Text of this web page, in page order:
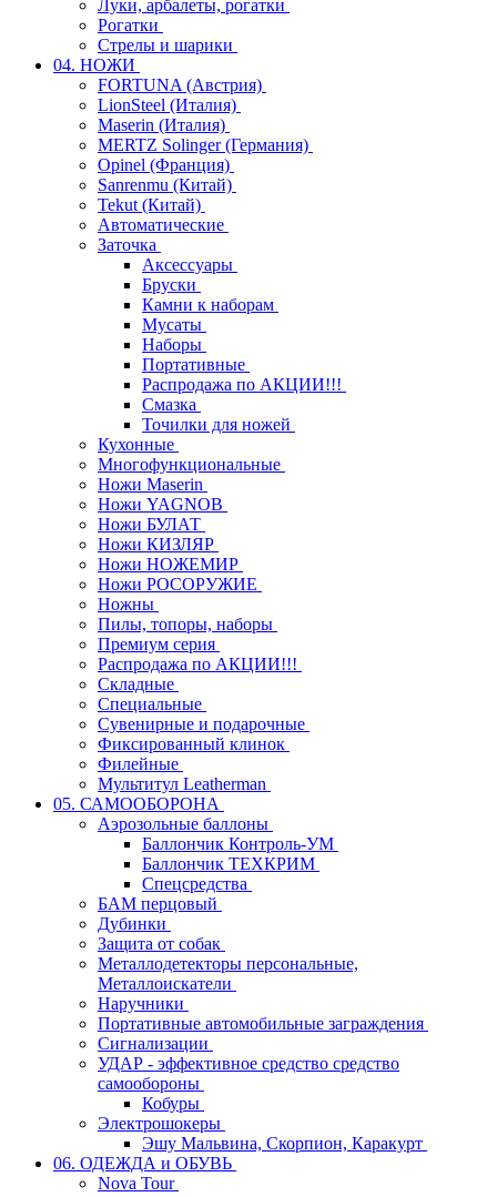
Луки, арбалеты, рогатки
Рогатки
Стрелы и шарики
04. НОЖИ
FORTUNA (Австрия)
LionSteel (Италия)
Maserin (Италия)
MERTZ Solinger (Германия)
Opinel (Франция)
Sanrenmu (Китай)
Tekut (Китай)
Автоматические
Заточка
Аксессуары
Бруски
Камни к наборам
Мусаты
Наборы
Портативные
Распродажа по АКЦИИ!!!
Смазка
Точилки для ножей
Кухонные
Многофункциональные
Ножи Maserin
Ножи YAGNOB
Ножи БУЛАТ
Ножи КИЗЛЯР
Ножи НОЖЕМИР
Ножи РОСОРУЖИЕ
Ножны
Пилы, топоры, наборы
Премиум серия
Распродажа по АКЦИИ!!!
Складные
Специальные
Сувенирные и подарочные
Фиксированный клинок
Филейные
Мультитул Leatherman
05. САМООБОРОНА
Аэрозольные баллоны
Баллончик Контроль-УМ
Баллончик ТЕХКРИМ
Спецсредства
БАМ перцовый
Дубинки
Защита от собак
Металлодетекторы персональные,
Металлоискатели
Наручники
Портативные автомобильные заграждения
Сигнализации
УДАР - эффективное средство средство
самообороны
Кобуры
Электрошокеры
Эшу Мальвина, Скорпион, Каракурт
06. ОДЕЖДА и ОБУВЬ
Nova Tour